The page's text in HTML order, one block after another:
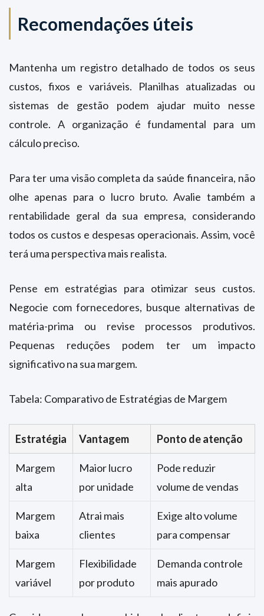
Recomendações úteis
Mantenha um registro detalhado de todos os seus
custos, fixos e variáveis. Planilhas atualizadas ou
sistemas de gestão podem ajudar muito nesse
controle. A organização é fundamental para um
cálculo preciso.
Para ter uma visão completa da saúde financeira, não
olhe apenas para o lucro bruto. Avalie também a
rentabilidade geral da sua empresa, considerando
todos os custos e despesas operacionais. Assim, você
terá uma perspectiva mais realista.
Pense em estratégias para otimizar seus custos.
Negocie com fornecedores, busque alternativas de
matéria-prima ou revise processos produtivos.
Pequenas reduções podem ter um impacto
significativo na sua margem.
Tabela: Comparativo de Estratégias de Margem
Estratégia Vantagem Ponto de atenção
Margem
alta
Maior lucro
por unidade
Pode reduzir
volume de vendas
Margem
baixa
Atrai mais
clientes
Exige alto volume
para compensar
Margem
variável
Flexibilidade
por produto
Demanda controle
mais apurado